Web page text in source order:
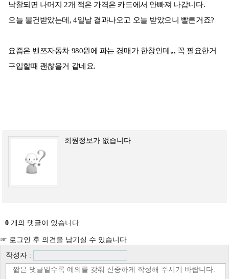
낙찰되면 나머지 2개 적은 가격은 카드에서 안빠져 나갑니다.
오늘 물건받았는데, 4일날 결과나오고 오늘 받았으니 빨른거죠?
요즘은 벤쯔자동차 980원에 파는 경매가 한창인데,,, 꼭 필요한거
구입할때 괜찮을거 같네요.
회원정보가 없습니다
0 개의 댓글이 있습니다.
☞ 로그인 후 의견을 남기실 수 있습니다
작성자 :